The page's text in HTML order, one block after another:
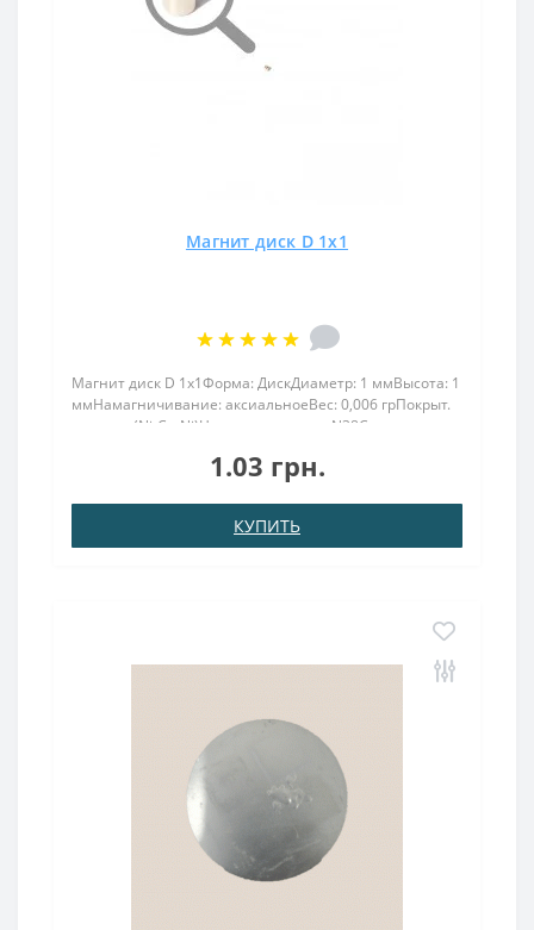
Магнит диск D 1x1
Магнит диск D 1x1Форма: ДискДиаметр: 1 ммВысота: 1
ммНамагничивание: аксиальноеВес: 0,006 грПокрыт.
никель.: (Ni-Cu-Ni)Намагничивание: N38Сцепление
80°CМагнит 1 мм в диаметре высотой класса N 38 (до
1.03 грн.
КУПИТЬ